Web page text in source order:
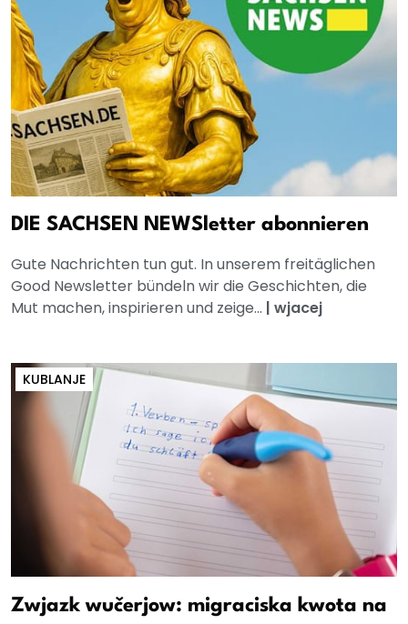
DIE SACHSEN NEWSletter abonnieren
Gute Nachrichten tun gut. In unserem freitäglichen
Good Newsletter bündeln wir die Geschichten, die
Mut machen, inspirieren und zeige... | wjacej
KUBLANJE
Zwjazk wučerjow: migraciska kwota na